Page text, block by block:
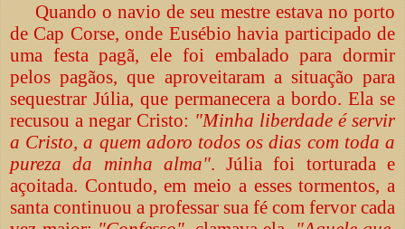
Quando o navio de seu mestre estava no porto
de Cap Corse, onde Eusébio havia participado de
uma festa pagã, ele foi embalado para dormir
pelos pagãos, que aproveitaram a situação para
sequestrar Júlia, que permanecera a bordo. Ela se
recusou a negar Cristo: "Minha liberdade é servir
a Cristo, a quem adoro todos os dias com toda a
pureza da minha alma". Júlia foi torturada e
açoitada. Contudo, em meio a esses tormentos, a
santa continuou a professar sua fé com fervor cada